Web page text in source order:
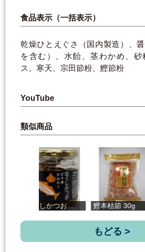
食品表示（一括表示）
乾燥ひとえぐさ（国内製造）、
を含む）、水飴、茎わかめ、砂
ス、寒天、宗田節粉、鰹節粉
YouTube
類似商品
ほぐしかつお... 鰹本枯節 30g
もどる >